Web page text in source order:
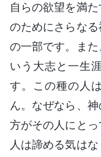
自らの欲望を満
のためにさらな
の一部です。ま
いう大志と一生
す。この種の人
ん。なぜなら、
方がその人にと
人は諦める気は